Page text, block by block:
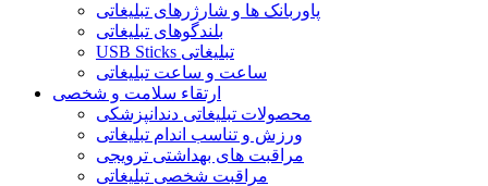
پاوربانک ها و شارژرهای تبلیغاتی
بلندگوهای تبلیغاتی
USB Sticks تبلیغاتی
ساعت و ساعت تبلیغاتی
ارتقاء سلامت و شخصی
محصولات تبلیغاتی دندانپزشکی
ورزش و تناسب اندام تبلیغاتی
مراقبت های بهداشتی ترویجی
مراقبت شخصی تبلیغاتی